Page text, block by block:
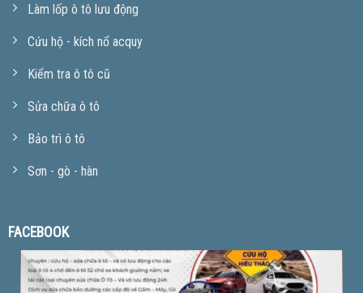
Làm lốp ô tô lưu động
Cứu hộ - kích nổ acquy
Kiểm tra ô tô cũ
Sửa chữa ô tô
Bảo trì ô tô
Sơn - gò - hàn
FACEBOOK